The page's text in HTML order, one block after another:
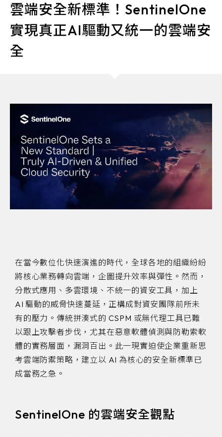
雲端安全新標準！SentinelOne
實現真正AI驅動又統一的雲端安
全
在當今數位化快速演進的時代，全球各地的組織紛紛
將核心業務轉向雲端，企圖提升效率與彈性。然而，
分散式應用、多雲環境、不統一的資安工具，加上
AI 驅動的威脅快速蔓延，正構成對資安團隊前所未
有的壓力。傳統拼湊式的 CSPM 或無代理工具已難
以跟上攻擊者步伐，尤其在惡意軟體偵測與防勒索軟
體的實務層面，漏洞百出。此一現實迫使企業重新思
考雲端防禦策略，建立以 AI 為核心的安全新標準已
成當務之急。
SentinelOne 的雲端安全觀點